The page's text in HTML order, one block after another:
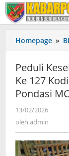
Lewati
ke
konten
Homepage »
Peduli
Ke 127
Pondasi
13/02/2026
oleh admin